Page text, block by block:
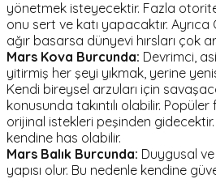
yönetmek isteyecektir. Fazla
onu sert ve katı yapacaktır. Ayrıca
ağır basarsa dünyevi hırsları çok
Mars Kova Burcunda: Devrimci,
yitirmiş her şeyi yıkmak, yerine
Kendi bireysel arzuları için
konusunda takıntılı olabilir.
orijinal istekleri peşinden
kendine has olabilir.
Mars Balık Burcunda: Duygusal
yapısı olur. Bu nedenle kendine